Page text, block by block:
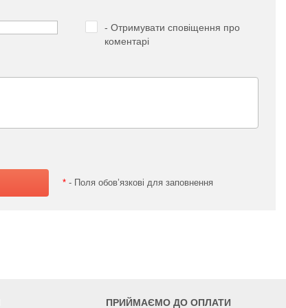
- Отримувати сповіщення про
коментарі
* - Поля обов’язкові для заповнення
ПРИЙМАЄМО ДО ОПЛАТИ